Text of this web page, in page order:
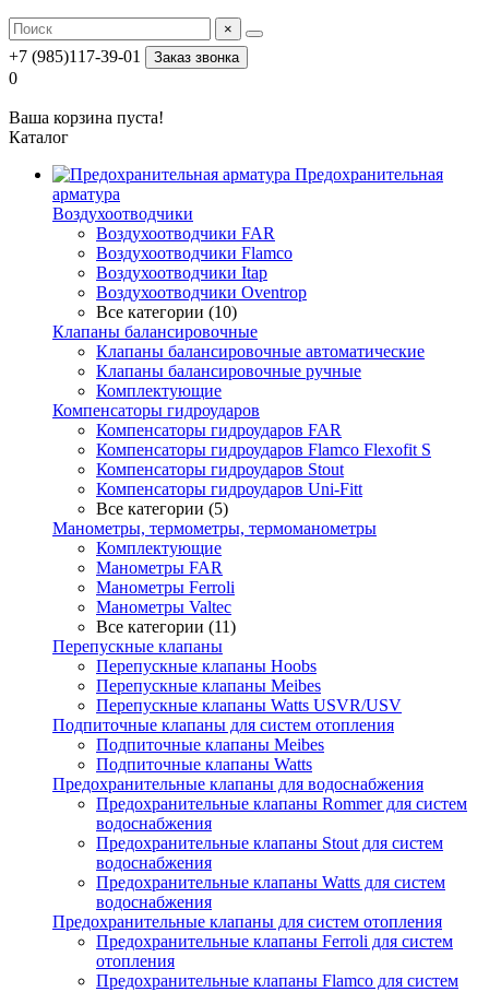
×
+7 (985)117-39-01 Заказ звонка
0
Ваша корзина пуста!
Каталог
Предохранительная
арматура
Воздухоотводчики
Воздухоотводчики FAR
Воздухоотводчики Flamco
Воздухоотводчики Itap
Воздухоотводчики Oventrop
Все категории (10)
Клапаны балансировочные
Клапаны балансировочные автоматические
Клапаны балансировочные ручные
Комплектующие
Компенсаторы гидроударов
Компенсаторы гидроударов FAR
Компенсаторы гидроударов Flamco Flexofit S
Компенсаторы гидроударов Stout
Компенсаторы гидроударов Uni-Fitt
Все категории (5)
Манометры, термометры, термоманометры
Комплектующие
Манометры FAR
Манометры Ferroli
Манометры Valtec
Все категории (11)
Перепускные клапаны
Перепускные клапаны Hoobs
Перепускные клапаны Meibes
Перепускные клапаны Watts USVR/USV
Подпиточные клапаны для систем отопления
Подпиточные клапаны Meibes
Подпиточные клапаны Watts
Предохранительные клапаны для водоснабжения
Предохранительные клапаны Rommer для систем
водоснабжения
Предохранительные клапаны Stout для систем
водоснабжения
Предохранительные клапаны Watts для систем
водоснабжения
Предохранительные клапаны для систем отопления
Предохранительные клапаны Ferroli для систем
отопления
Предохранительные клапаны Flamco для систем